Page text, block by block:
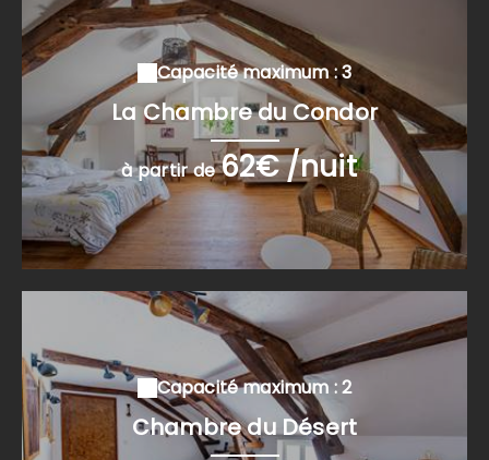
Capacité maximum : 3
La Chambre du Condor
à partir de62€ /nuit
Capacité maximum : 2
Chambre du Désert